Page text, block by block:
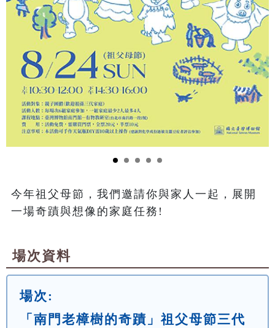
今年祖父母節，我們邀請你與家人一起，展開
一場奇蹟與想像的家庭任務!
場次資料
場次:
「南門老樟樹的奇蹟」祖父母節三代